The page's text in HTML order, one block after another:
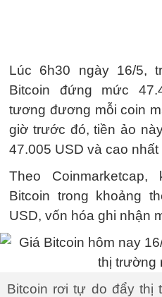
Lúc 6h30 ngày 16/5,
Bitcoin đứng mức
tương đương mỗi coin
giờ trước đó, tiền ảo
47.005 USD và cao
Theo
Bitcoin trong khoảng
USD, vốn hóa ghi nhận
Bitcoin rơi tự do đẩy thị